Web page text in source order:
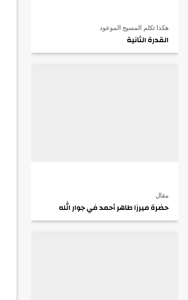
هكذا تكلم المسيح الموعود
القدرة الثانية
مقال
حضرة ميرزا طاهر أحمد في جوار الله